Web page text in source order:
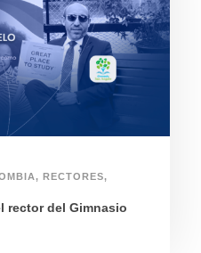
, RECTORES,
rector del Gimnasio